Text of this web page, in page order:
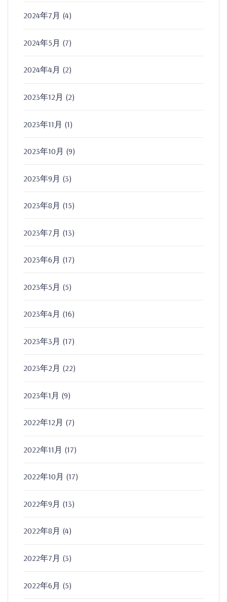
2024年7月 (4)
2024年5月 (7)
2024年4月 (2)
2023年12月 (2)
2023年11月 (1)
2023年10月 (9)
2023年9月 (3)
2023年8月 (15)
2023年7月 (13)
2023年6月 (17)
2023年5月 (5)
2023年4月 (16)
2023年3月 (17)
2023年2月 (22)
2023年1月 (9)
2022年12月 (7)
2022年11月 (17)
2022年10月 (17)
2022年9月 (13)
2022年8月 (4)
2022年7月 (3)
2022年6月 (5)